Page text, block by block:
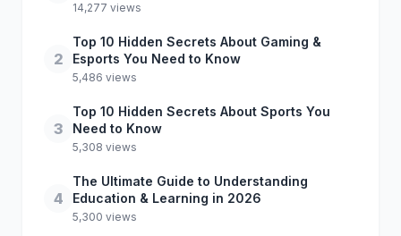
14,277 views
2
Top 10 Hidden Secrets About Gaming &
Esports You Need to Know
5,486 views
3
Top 10 Hidden Secrets About Sports You
Need to Know
5,308 views
4
The Ultimate Guide to Understanding
Education & Learning in 2026
5,300 views